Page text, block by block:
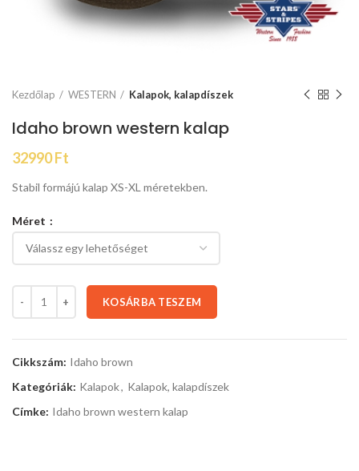
Kezdőlap WESTERN Kalapok, kalapdíszek
Idaho brown western kalap
32990Ft
Stabil formájú kalap XS-XL méretekben.
Méret
KOSÁRBA TESZEM
Cikkszám: Idaho brown
Kategóriák: Kalapok, Kalapok, kalapdíszek
Címke: Idaho brown western kalap